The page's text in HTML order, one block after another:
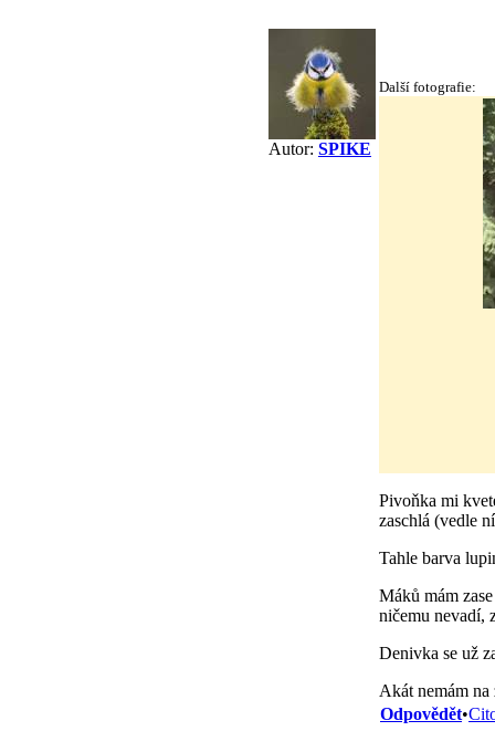
Autor: SPIKE
Další fotografie:
Pivoňka mi
zaschlá (vedle
Tahle barva
Máků mám
ničemu nevadí,
Denivka se už
Akát nemám
Odpovědět•